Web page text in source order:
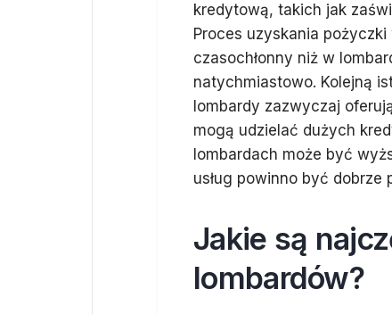
kredytową, takich jak
Proces uzyskania
czasochłonny niż w
natychmiastowo. Kolejną
lombardy zazwyczaj
mogą udzielać dużych
lombardach może być
usług powinno być dobrze
Jakie są
lombardów?